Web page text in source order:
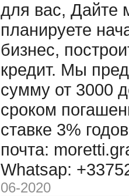
для вас, Дайте
планируете
бизнес,
кредит. Мы
сумму от 3000
сроком
ставке 3%
почта:
Whatsap:
06-2020